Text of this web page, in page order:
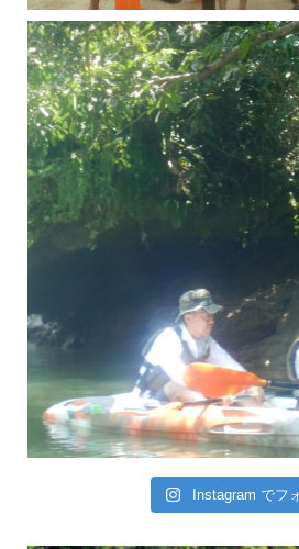
引き潮だったの
Instagram でフ